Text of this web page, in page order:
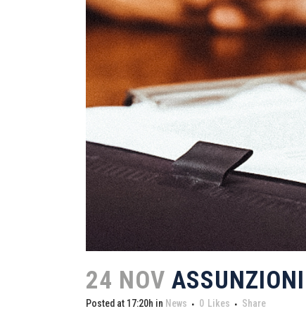
24 NOV
Posted at 17:20h in News 0 Likes Share